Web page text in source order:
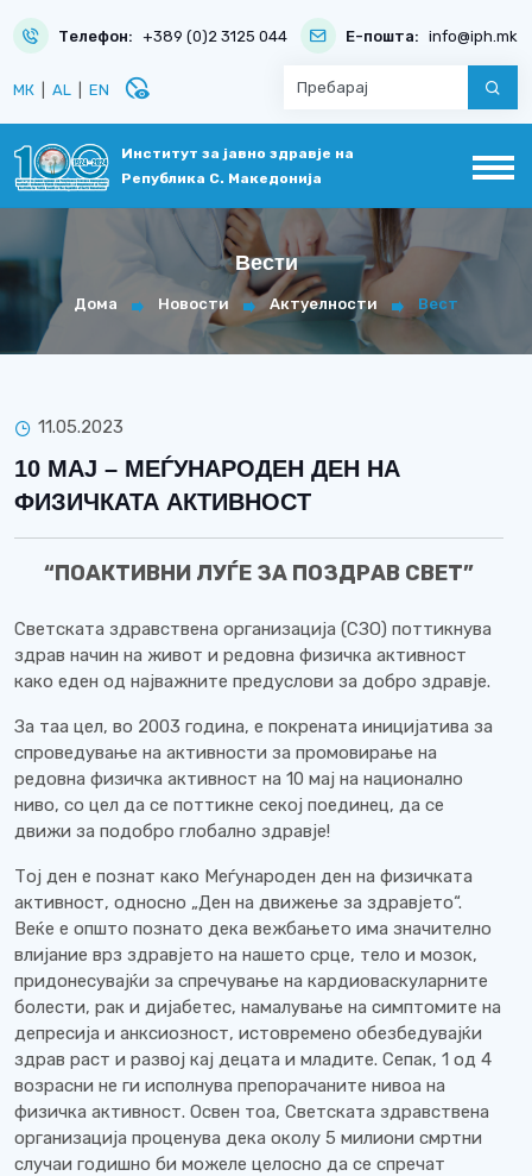
Телефон: +389 (0)2 3125 044 Е-пошта: info@iph.mk
МК AL EN disabled_visible
Институт за јавно здравје на
Република С. Македонија
Вести
Дома Новости Актуелности Вест
11.05.2023
10 МАЈ – МЕЃУНАРОДЕН ДЕН НА
ФИЗИЧКАТА АКТИВНОСТ
“ПОАКТИВНИ ЛУЃЕ ЗА ПОЗДРАВ СВЕТ”
Светската здравствена организација (СЗО) поттикнува
здрав начин на живот и редовна физичка активност
како еден од најважните предуслови за добро здравје.
За таа цел, во 2003 година, е покрената иницијатива за
спроведување на активности за промовирање на
редовна физичка активност на 10 мај на национално
ниво, со цел да се поттикне секој поединец, да се
движи за подобро глобално здравје!
Тој ден е познат како Меѓународен ден на физичката
активност, односно „Ден на движење за здравјето“.
Веќе е општо познато дека вежбањето има значително
влијание врз здравјето на нашето срце, тело и мозок,
придонесувајќи за спречување на кардиоваскуларните
болести, рак и дијабетес, намалување на симптомите на
депресија и анксиозност, истовремено обезбедувајќи
здрав раст и развој кај децата и младите. Сепак, 1 од 4
возрасни не ги исполнува препорачаните нивоа на
физичка активност. Освен тоа, Светската здравствена
организација проценува дека околу 5 милиони смртни
случаи годишно би можеле целосно да се спречат